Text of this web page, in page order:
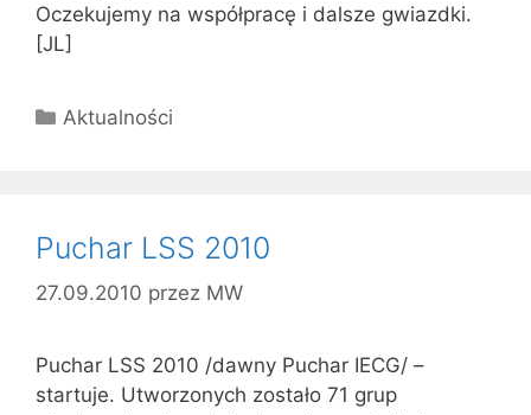
Oczekujemy na współpracę i dalsze gwiazdki.
[JL]
Kategorie
Aktualności
Puchar LSS 2010
27.09.2010 przez MW
Puchar LSS 2010 /dawny Puchar IECG/ –
startuje. Utworzonych zostało 71 grup